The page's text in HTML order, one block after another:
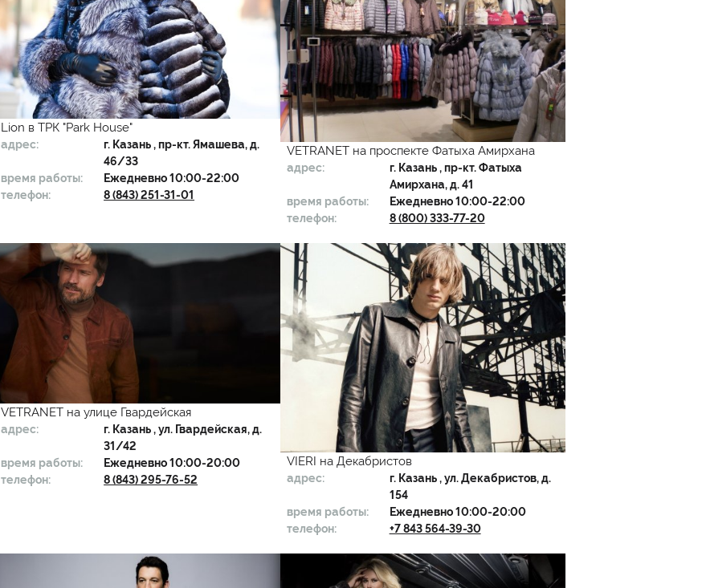
Lion в ТРК "Park House"
адрес: г. Казань, пр-кт. Ямашева, д.
46/33
время работы:
Ежедневно 10:00-22:00
телефон:
8 (843) 251-31-01
VETRANET на проспекте Фатыха Амирхана
адрес: г. Казань , пр-кт. Фатыха
Амирхана, д. 41
время работы:
Ежедневно 10:00-22:00
телефон:
8 (800) 333-77-20
VETRANET на улице Гвардейская
адрес: г. Казань, ул. Гвардейская, д.
31/42
время работы:
Ежедневно 10:00-20:00
телефон:
8 (843) 295-76-52
VIERI на Декабристов
адрес: г. Казань , ул. Декабристов, д.
154
время работы:
Ежедневно 10:00-20:00
телефон:
+7 843 564-39-30